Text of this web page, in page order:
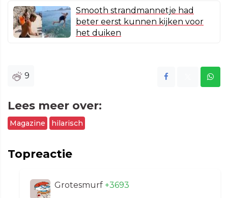
Smooth strandmannetje had
beter eerst kunnen kijken voor
het duiken
9
Lees meer over:
Magazine hilarisch
Topreactie
Grotesmurf +3693